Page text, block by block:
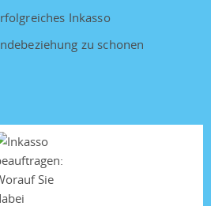
Inkasso
zu schonen